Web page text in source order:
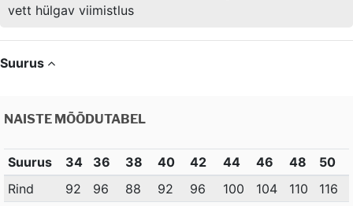
vett hülgav viimistlus
Suurus
NAISTE MÕÕDUTABEL
Suurus 34 36 38 40 42 44 46 48
50
Rind
92 96 88 92 96 100 104 110
116